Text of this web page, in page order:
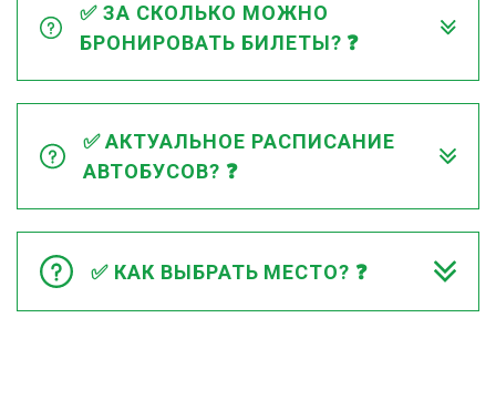
✅ ЗА СКОЛЬКО МОЖНО
БРОНИРОВАТЬ БИЛЕТЫ? ❓
✅ АКТУАЛЬНОЕ РАСПИСАНИЕ
АВТОБУСОВ? ❓
✅ КАК ВЫБРАТЬ МЕСТО? ❓